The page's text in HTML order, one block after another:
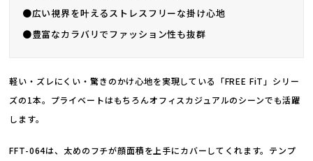
●広い視界を叶えるストレスフリーな掛け心地
●豊富なカラバリでファッション性も抜群
軽い・ズレにくい・驚きのかけ心地を実現している「FREE FiT」シリー
ズの1本。プライベートはもちろんオフィスカジュアルのシーンでも活躍
します。
FFT-064は、太めのフチが顔面積を上手にカバーしてくれます。テンプ